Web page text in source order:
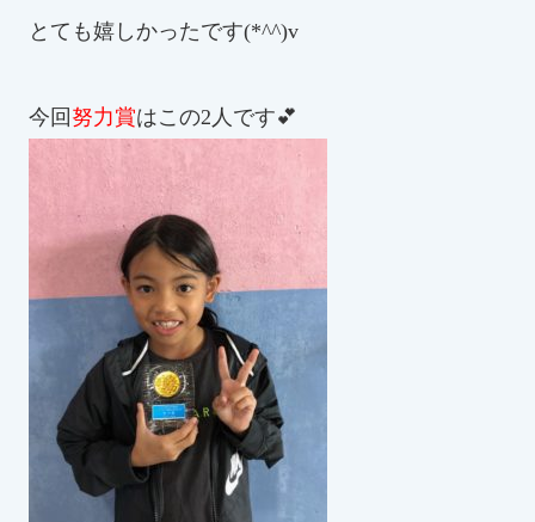
とても嬉しかったです(*^^)v
今回 努力賞はこの2人です💕